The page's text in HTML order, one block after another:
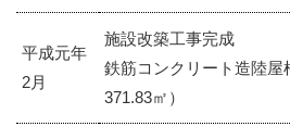
平成元年
2月
施設改築工事完成
鉄筋コンクリート造陸
371.83㎡）